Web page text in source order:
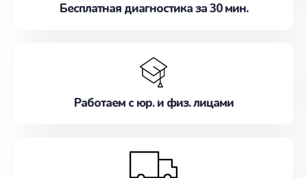
Бесплатная диагностика за 30 мин.
Работаем с юр. и физ. лицами